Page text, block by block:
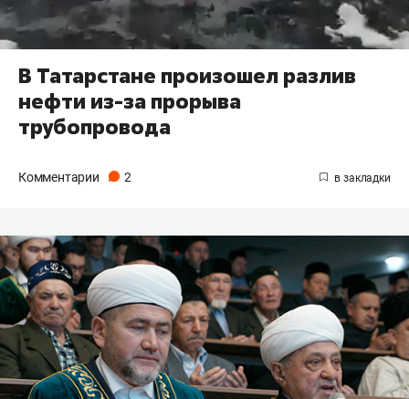
В Татарстане произошел разлив
нефти из-за прорыва
трубопровода
Комментарии 2